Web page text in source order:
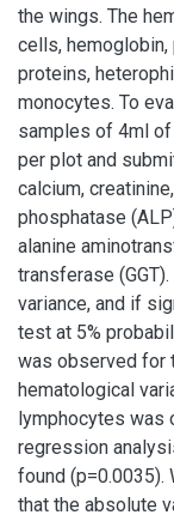
the wings. The
cells,
proteins,
monocytes. To
samples of 4ml
per plot and
calcium,
phosphatase
alanine
transferase
variance, and if
test at 5%
was observed for
hematological
lymphocytes was
regression
found (p=0.0035).
that the absolute